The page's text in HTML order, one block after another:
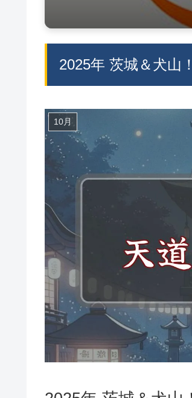
2025年 茨城＆犬山
10月